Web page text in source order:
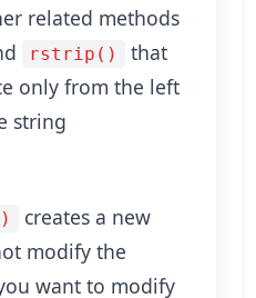
related methods
rstrip()
that
only from the left
string
creates a new
modify the
want to modify